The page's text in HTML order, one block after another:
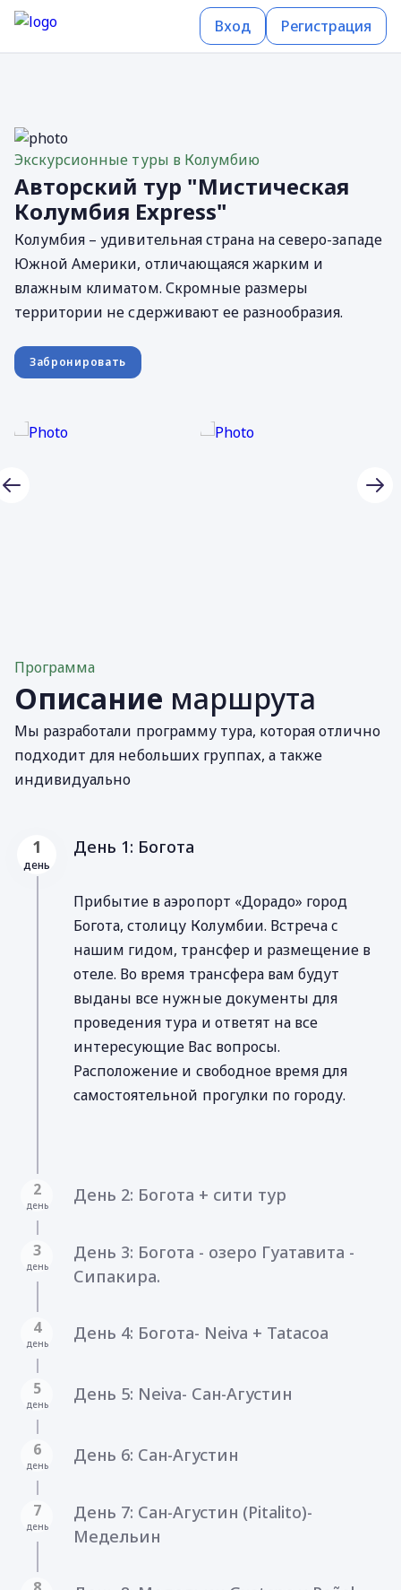
Вход Регистрация
Экскурсионные туры в Колумбию
Авторский тур "Мистическая
Колумбия Express"
Колумбия – удивительная страна на северо-западе
Южной Америки, отличающаяся жарким и
влажным климатом. Скромные размеры
территории не сдерживают ее разнообразия.
Забронировать
Программа
Описание маршрута
Мы разработали программу тура, которая отлично
подходит для небольших группах, а также
индивидуально
1
день
День 1: Богота
Прибытие в аэропорт «Дорадо» город
Богота, столицу Колумбии. Встреча c
нашим гидом, трансфер и pазмещение в
отеле. Во время трансфера вам будут
выданы все нужные документы для
проведения тура и ответят на все
интересующие Вас вопросы.
Расположение и свободное время для
самостоятельной прогулки по городу.
2
день День 2: Богота + сити тур
3
день
День 3: Богота - озеро Гуатавита -
Сипакира.
4
день День 4: Богота- Neiva + Tatacoa
5
день День 5: Neiva- Сан-Агустин
6
день День 6: Сан-Агустин
7
день
День 7: Сан-Агустин (Pitalito)-
Mедельин